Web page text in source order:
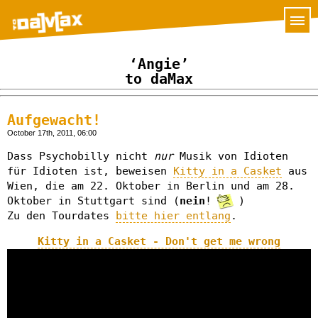
‘Angie’
to daMax
Aufgewacht!
October 17th, 2011, 06:00
Dass Psychobilly nicht nurMusik von Idioten
für Idioten ist, beweisen Kitty in a Casket aus
Wien, die am 22. Oktober in Berlin und am 28.
Oktober in Stuttgart sind (nein !
)
Zu den Tourdates
bitte hier entlang .
Kitty in a Casket - Don't get me wrong